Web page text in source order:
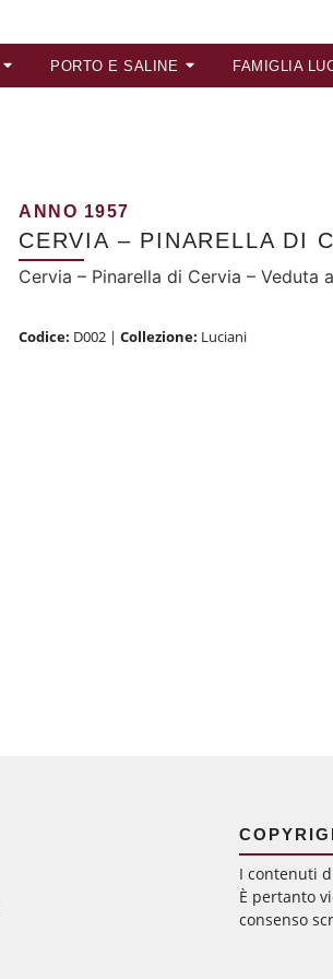
PORTO E SALINE FAMIGLIA
ANNO 1957
CERVIA – PINARELLA DI
Cervia – Pinarella di Cervia – Veduta
Codice: D002 | Collezione: Luciani
I contenuti
È pertanto
consenso